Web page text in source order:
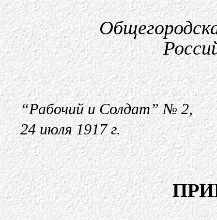
“Рабочий и Солдат” № 2,
24 июля 1917 г.